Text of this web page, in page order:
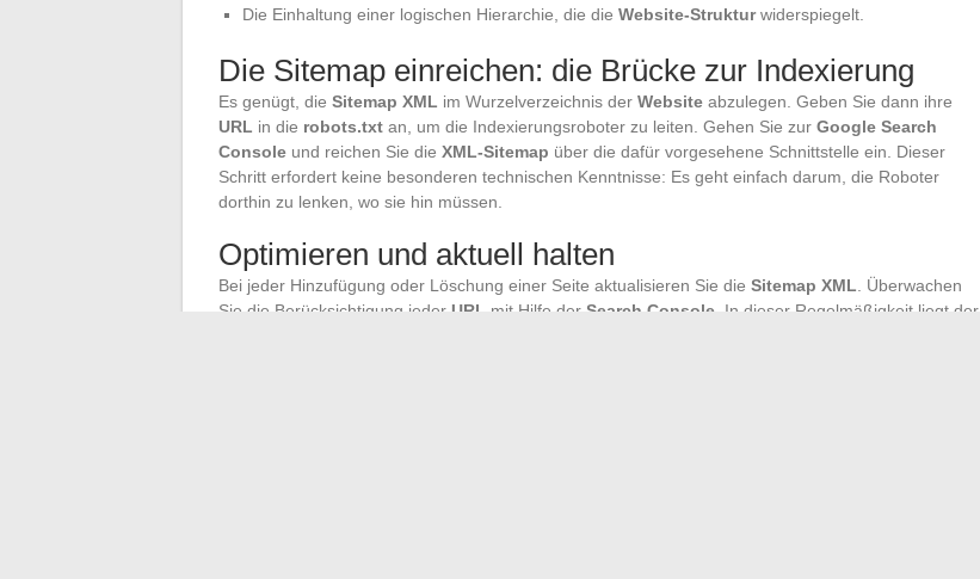
Die Einhaltung einer logischen Hierarchie, die die Website-Strukturwiderspiegelt.
Die Sitemap einreichen: die Brücke zur Indexierung
Es genügt, die Sitemap XML im Wurzelverzeichnis der Website abzulegen. Geben Sie dann ihre
URL in die robots.txt an, um die Indexierungsroboter zu leiten. Gehen Sie zur Google Search
Console und reichen Sie die XML-Sitemap über die dafür vorgesehene Schnittstelle ein. Dieser
Schritt erfordert keine besonderen technischen Kenntnisse: Es geht einfach darum, die Roboter
dorthin zu lenken, wo sie hin müssen.
Optimieren und aktuell halten
Bei jeder Hinzufügung oder Löschung einer Seite aktualisieren Sie die Sitemap XML . Überwachen
Sie die Berücksichtigung jeder URL mit Hilfe der Search Console . In dieser Regelmäßigkeit liegt der